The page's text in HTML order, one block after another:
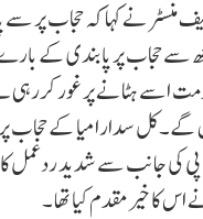
نے کہا کہ حجاب پر سے
سے حجاب پر پابندی کے بارے
اسے ہٹانے پر غور
سدارامیا کے حجاب
کی جانب سے شدید ردعمل کا
اس کا خیرمقدم کیا تھا ۔